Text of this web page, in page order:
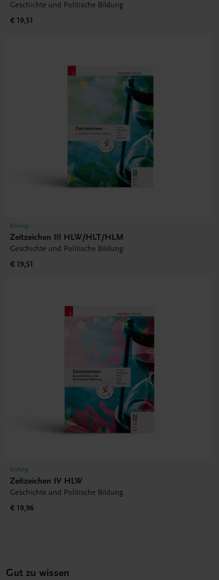
Geschichte und Politische Bildung
€ 19,51
Bildung
Zeitzeichen III HLW/HLT/HLM
Geschichte und Politische Bildung
€ 19,51
Bildung
Zeitzeichen IV HLW
Geschichte und Politische Bildung
€ 19,96
Gut zu wissen